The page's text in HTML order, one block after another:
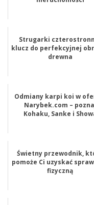
Strugarki
klucz do perfekcyjnej
drewna
Odmiany karpi koi w
Narybek.com –
Kohaku, Sanke i
Świetny przewodnik,
pomoże Ci uzyskać
fizyczną